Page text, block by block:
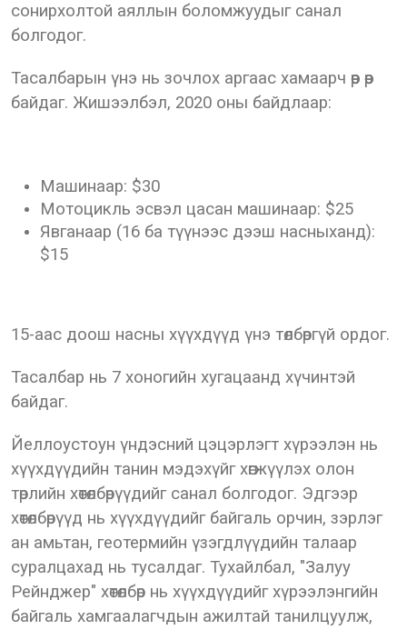
сонирхолтой аяллын боломжуудыг санал
болгодог.
Тасалбарын үнэ нь зочлох аргаас хамаарч өөр өөр
байдаг. Жишээлбэл, 2020 оны байдлаар:
Машинаар: $30
Мотоцикль эсвэл цасан машинаар: $25
Явганаар (16 ба түүнээс дээш насныханд):
$15
15-аас доош насны хүүхдүүд үнэ төлбөргүй ордог.
Тасалбар нь 7 хоногийн хугацаанд хүчинтэй
байдаг.
Йеллоустоун үндэсний цэцэрлэгт хүрээлэн нь
хүүхдүүдийн танин мэдэхүйг хөгжүүлэх олон
төрлийн хөтөлбөрүүдийг санал болгодог. Эдгээр
хөтөлбөрүүд нь хүүхдүүдийг байгаль орчин, зэрлэг
ан амьтан, геотермийн үзэгдлүүдийн талаар
суралцахад нь тусалдаг. Тухайлбал, "Залуу
Рейнджер" хөтөлбөр нь хүүхдүүдийг хүрээлэнгийн
байгаль хамгаалагчдын ажилтай танилцуулж,